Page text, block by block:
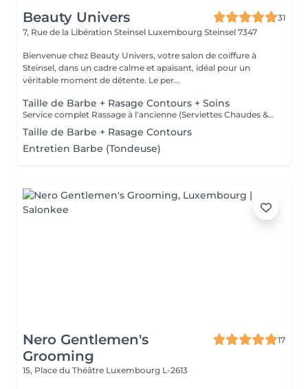
Beauty Univers
31
7, Rue de la Libération Steinsel Luxembourg Steinsel 7347
Bienvenue chez Beauty Univers, votre salon de coiffure à
Steinsel, dans un cadre calme et apaisant, idéal pour un
véritable moment de détente. Le per...
Taille de Barbe + Rasage Contours + Soins
Service complet Rassage à l'ancienne (Serviettes Chaudes & Soins)
Taille de Barbe + Rasage Contours
Entretien Barbe (Tondeuse)
Nero Gentlemen's
Grooming
17
15, Place du Théâtre Luxembourg L-2613